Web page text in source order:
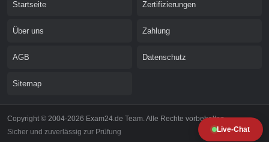
Live-Chat
Startseite Zertifizierungen
Über uns Zahlung
AGB Datenschutz
Sitemap
Copyright © 2004-2026 Exam24.de Team. Alle Rechte vorbehalten.
Sicher und zuverlässig zur Prüfung